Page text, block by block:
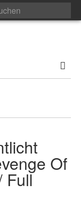
Of
Full